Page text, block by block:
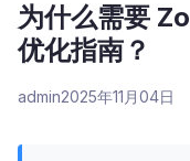
为什么需要
优化指南？
admin2025年11月04日